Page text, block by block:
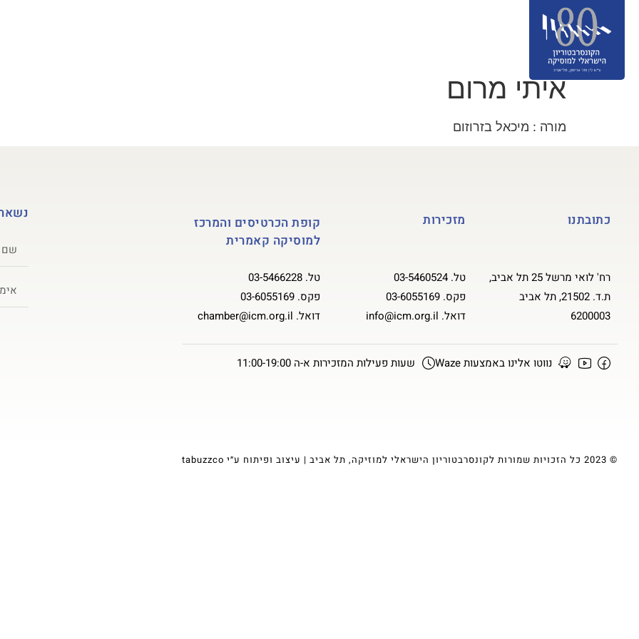
איתי מרום
מורה : מיכאל בזרוזום
כתובתנו
רח' לואי מרשל 25 תל אביב,
ת.ד. 21502, תל אביב
6200003
מזכירות
טל.03-5460524
פקס.03-6055169
דואל. info@icm.org.il
קופת הכרטיסים והמרכז
למוסיקה קאמרית
טל. 03-5466228
פקס. 03-6055169
דואל. chamber@icm.org.il
נווטו אלינו באמצעות Waze שעות פעילות המזכירות א-ה 11:00-19:00
© 2023 כל הזכויות שמורות לקונסרבטוריון הישראלי למוזיקה, תל אביב | עיצוב ופיתוח ע״י tabuzzco